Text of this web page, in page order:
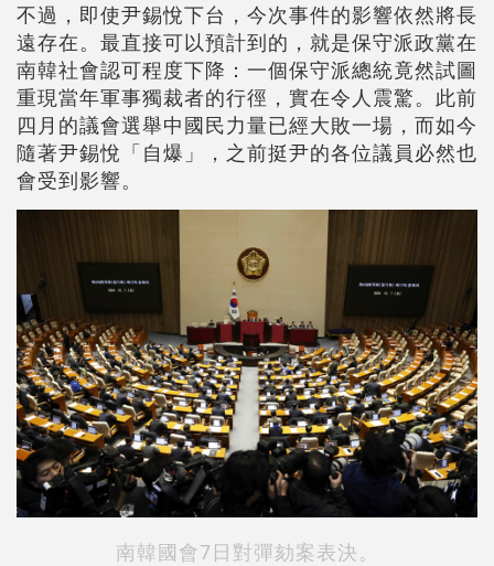
不過，即使尹錫悅下台，今次事件的影響依然將長
遠存在。最直接可以預計到的，就是保守派政黨在
南韓社會認可程度下降：一個保守派總統竟然試圖
重現當年軍事獨裁者的行徑，實在令人震驚。此前
四月的議會選舉中國民力量已經大敗一場，而如今
隨著尹錫悅「自爆」，之前挺尹的各位議員必然也
會受到影響。
南韓國會7日對彈劾案表決。